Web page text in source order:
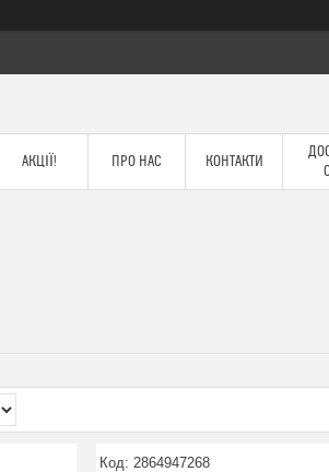
АКЦІЇ! ПРО НАС КОНТАКТИ
2864947268